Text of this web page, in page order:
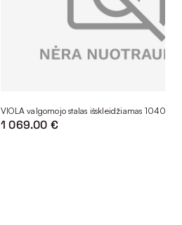
VIOLA valgomojo stalas išskleidžiamas
1 069.00 €